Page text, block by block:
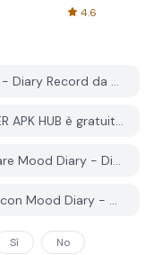
AFTVnews
4.6
Come faccio a scaricare Mood Diary - Diary Record da PGYER APK HUB?
Il Mood Diary - Diary Record su PGYER APK HUB è gratuito?
Ho bisogno di un account per scaricare Mood Diary - Diary Record da PGYER APK HUB?
Come posso segnalare un problema con Mood Diary - Diary Record su PGYER APK HUB?
Sì No